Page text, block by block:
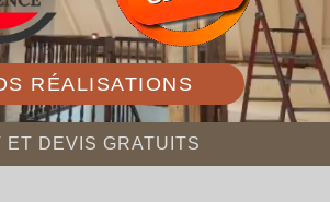
RÉALISATIONS
ET DEVIS GRATUITS